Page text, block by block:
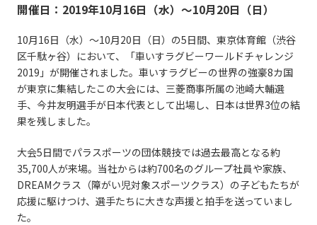
開催日：2019年10月16日（水）～10月20日（日）
10月16日（水）～10月20日（日）の5日間、東京体育館（渋谷
区千駄ヶ谷）において、「車いすラグビーワールドチャレンジ
2019」が開催されました。車いすラグビーの世界の強豪8カ国
が東京に集結したこの大会には、三菱商事所属の池崎大輔選
手、今井友明選手が日本代表として出場し、日本は世界3位の結
果を残しました。
大会5日間でパラスポーツの団体競技では過去最高となる約
35,700人が来場。当社からは約700名のグループ社員や家族、
DREAMクラス（障がい児対象スポーツクラス）の子どもたちが
応援に駆けつけ、選手たちに大きな声援と拍手を送っていまし
た。